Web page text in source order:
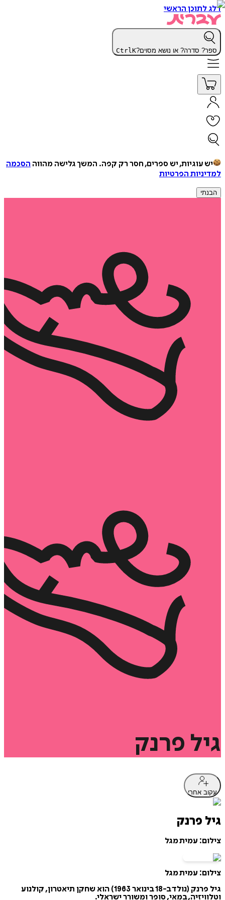
דלג לתוכן הראשי
ספר? סדרה? או נושא מסוים? CtrlK
יש עוגיות, יש ספרים, חסר רק קפה. המשך גלישה מהווה הסכמה
למדיניות הפרטיות
הבנתי
גיל פרנק
עקוב אחרי
גיל פרנק
צילום: עמית מגל
צילום: עמית מגל
גיל פרנק (נולד ב-18 בינואר 1963) הוא שחקן תיאטרון, קולנוע
וטלוויזיה, במאי, סופר ומשורר ישראלי.